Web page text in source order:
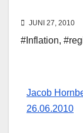
JUNI 27, 2010
#Inflation,
Jacob
26.06.2010